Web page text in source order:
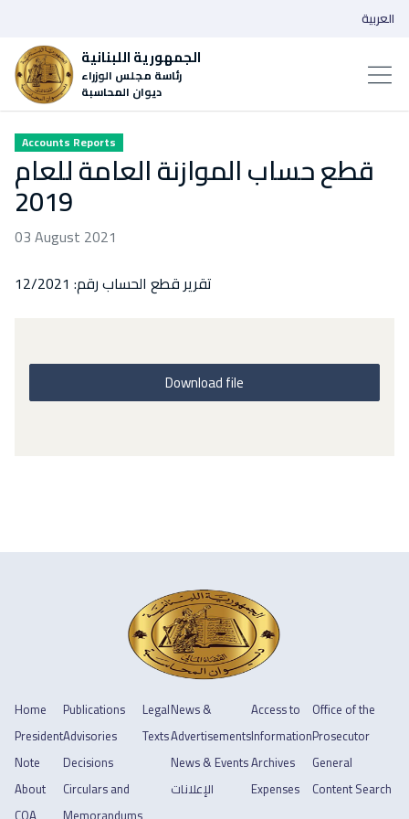
الجمهورية اللبنانية
رئاسة مجلس الوزراء
ديوان المحاسبة
العربية
Accounts Reports
قطع حساب الموازنة العامة للعام
2019
03 August 2021
تقرير قطع الحساب رقم: 12/2021
Download file
Home
President
Note
About
Publications
Advisories
Decisions
Circulars and
Legal
Texts
News &
Advertisements
News & Events
الإعلانات
Access to
Information
Archives
Expenses
Office of the
Prosecutor
General
Content Search